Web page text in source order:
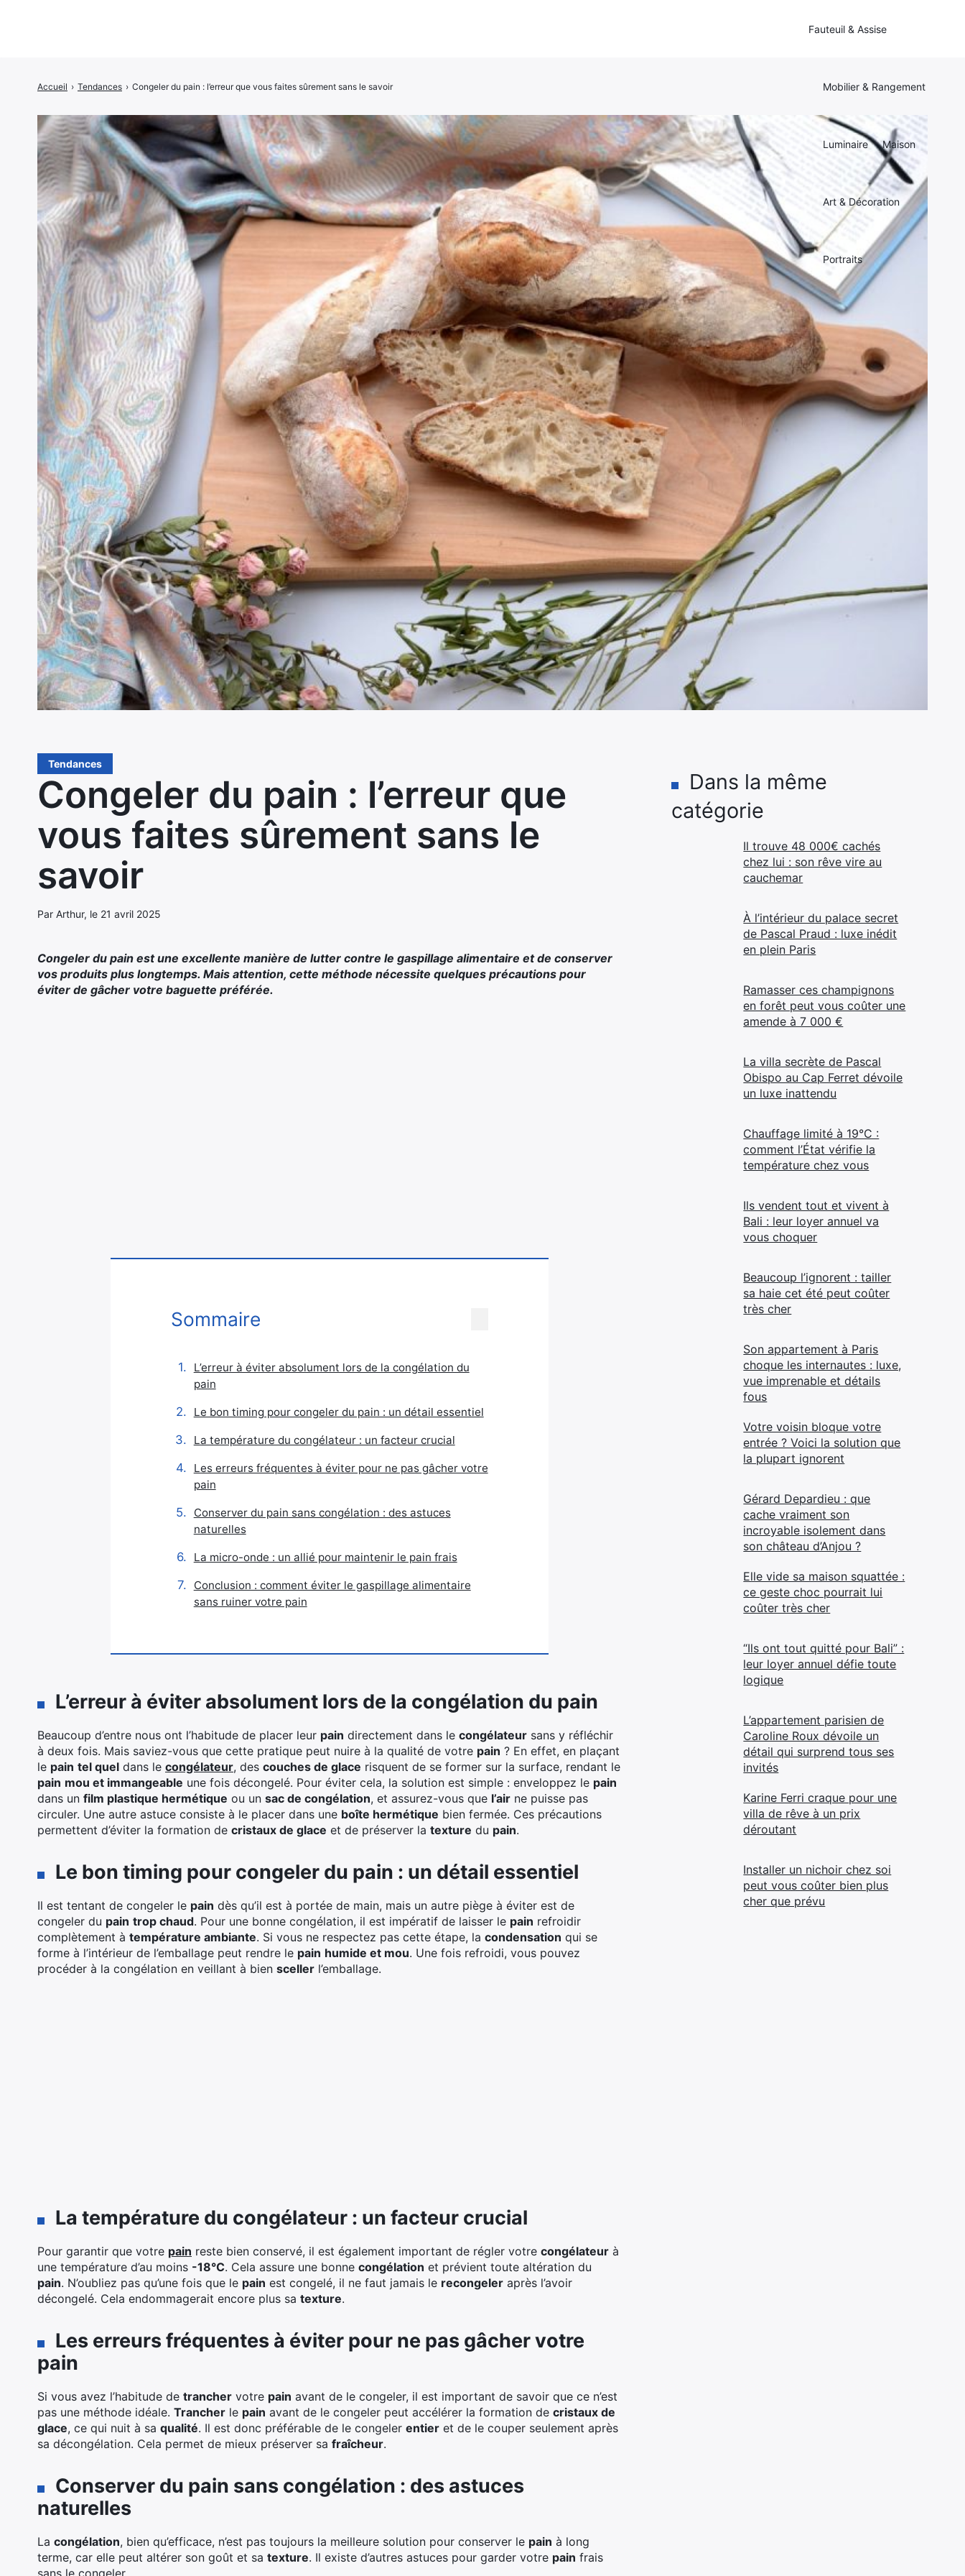
Accueil › Tendances › Congeler du pain : l’erreur que vous faites sûrement sans le savoir
Tendances
Congeler du pain : l’erreur que
vous faites sûrement sans le
savoir
Par Arthur, le 21 avril 2025
Congeler du pain est une excellente manière de lutter contre le gaspillage alimentaire et de conserver
vos produits plus longtemps. Mais attention, cette méthode nécessite quelques précautions pour
éviter de gâcher votre baguette préférée.
Sommaire
L’erreur à éviter absolument lors de la congélation du
pain
Le bon timing pour congeler du pain : un détail essentiel
La température du congélateur : un facteur crucial
Les erreurs fréquentes à éviter pour ne pas gâcher votre
pain
Conserver du pain sans congélation : des astuces
naturelles
La micro-onde : un allié pour maintenir le pain frais
Conclusion : comment éviter le gaspillage alimentaire
sans ruiner votre pain
L’erreur à éviter absolument lors de la congélation du pain
Beaucoup d’entre nous ont l’habitude de placer leur pain directement dans le congélateur sans y réfléchir
à deux fois. Mais saviez-vous que cette pratique peut nuire à la qualité de votre pain ? En effet, en plaçant
le pain tel quel dans le congélateur, des couches de glace risquent de se former sur la surface, rendant le
pain mou et immangeable une fois décongelé. Pour éviter cela, la solution est simple : enveloppez le pain
dans un film plastique hermétique ou un sac de congélation, et assurez-vous que l’air ne puisse pas
circuler. Une autre astuce consiste à le placer dans une boîte hermétique bien fermée. Ces précautions
permettent d’éviter la formation de cristaux de glace et de préserver la texture du pain.
Le bon timing pour congeler du pain : un détail essentiel
Il est tentant de congeler le pain dès qu’il est à portée de main, mais un autre piège à éviter est de
congeler du pain trop chaud. Pour une bonne congélation, il est impératif de laisser le pain refroidir
complètement à température ambiante. Si vous ne respectez pas cette étape, la condensation qui se
forme à l’intérieur de l’emballage peut rendre le pain humide et mou. Une fois refroidi, vous pouvez
procéder à la congélation en veillant à bien sceller l’emballage.
La température du congélateur : un facteur crucial
Pour garantir que votre pain reste bien conservé, il est également important de régler votre congélateur à
une température d’au moins -18°C. Cela assure une bonne congélation et prévient toute altération du
pain. N’oubliez pas qu’une fois que le pain est congelé, il ne faut jamais le recongeler après l’avoir
décongelé. Cela endommagerait encore plus sa texture.
Les erreurs fréquentes à éviter pour ne pas gâcher votre
pain
Si vous avez l’habitude de trancher votre pain avant de le congeler, il est important de savoir que ce n’est
pas une méthode idéale. Trancher le pain avant de le congeler peut accélérer la formation de cristaux de
glace, ce qui nuit à sa qualité. Il est donc préférable de le congeler entier et de le couper seulement après
sa décongélation. Cela permet de mieux préserver sa fraîcheur.
Conserver du pain sans congélation : des astuces
naturelles
La congélation, bien qu’efficace, n’est pas toujours la meilleure solution pour conserver le pain à long
terme, car elle peut altérer son goût et sa texture. Il existe d’autres astuces pour garder votre pain frais
sans le congeler.
Dans la même
catégorie
Il trouve 48 000€ cachés
chez lui : son rêve vire au
cauchemar
À l’intérieur du palace secret
de Pascal Praud : luxe inédit
en plein Paris
Ramasser ces champignons
en forêt peut vous coûter une
amende à 7 000 €
La villa secrète de Pascal
Obispo au Cap Ferret dévoile
un luxe inattendu
Chauffage limité à 19°C :
comment l’État vérifie la
température chez vous
Ils vendent tout et vivent à
Bali : leur loyer annuel va
vous choquer
Beaucoup l’ignorent : tailler
sa haie cet été peut coûter
très cher
Son appartement à Paris
choque les internautes : luxe,
vue imprenable et détails
fous
Votre voisin bloque votre
entrée ? Voici la solution que
la plupart ignorent
Gérard Depardieu : que
cache vraiment son
incroyable isolement dans
son château d’Anjou ?
Elle vide sa maison squattée :
ce geste choc pourrait lui
coûter très cher
“Ils ont tout quitté pour Bali” :
leur loyer annuel défie toute
logique
L’appartement parisien de
Caroline Roux dévoile un
détail qui surprend tous ses
invités
Karine Ferri craque pour une
villa de rêve à un prix
déroutant
Installer un nichoir chez soi
peut vous coûter bien plus
cher que prévu
Fauteuil & Assise
Mobilier & Rangement
Luminaire Maison
Art & Décoration
Portraits